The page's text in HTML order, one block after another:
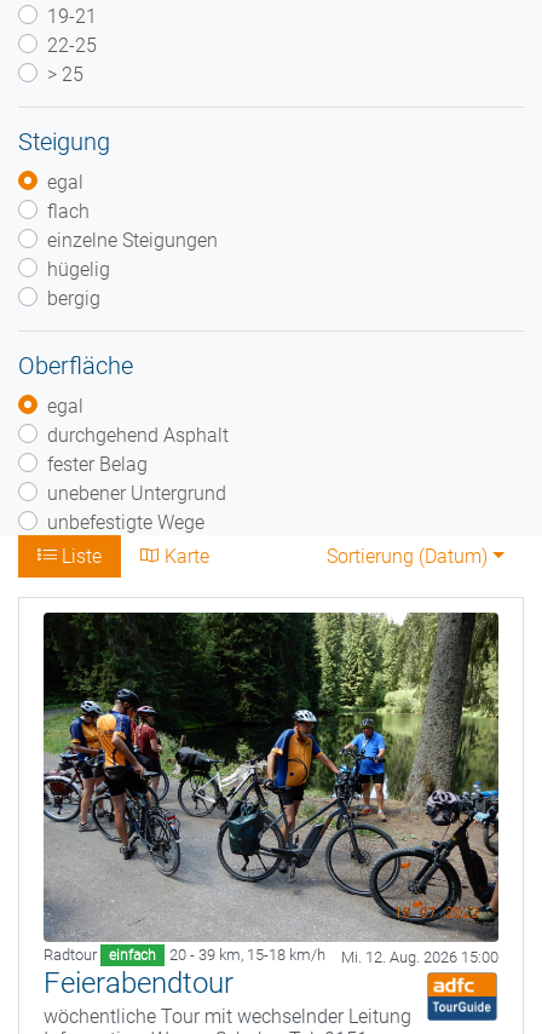
19-21
22-25
> 25
Steigung
egal
flach
einzelne Steigungen
hügelig
bergig
Oberfläche
egal
durchgehend Asphalt
fester Belag
unebener Untergrund
unbefestigte Wege
Liste
Karte Sortierung (Datum)
Radtour einfach 20 - 39 km, 15-18 km/h Mi. 12. Aug. 2026 15:00
Feierabendtour
wöchentliche Tour mit wechselnder Leitung